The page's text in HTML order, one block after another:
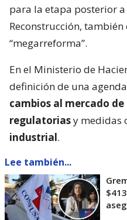
para la etapa posterior
Reconstrucción,
“megarreforma”.
En el Ministerio de
definición de una
cambios al mercado
regulatoriasy medidas
industrial.
Lee también...